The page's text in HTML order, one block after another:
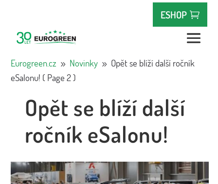
ESHOP
Eurogreen.cz 9 Novinky 9 Opět se blíží další ročník
eSalonu! ( Page 2 )
Opět se blíží další
ročník eSalonu!